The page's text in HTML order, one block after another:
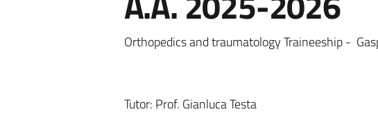
Orthopedics and traumatology Traineeship -
Tutor: Prof. Gianluca Testa